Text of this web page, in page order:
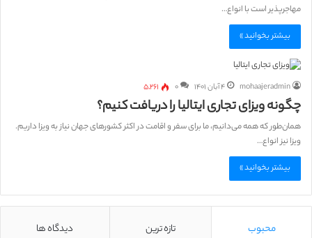
مهاجرپذیر است با انواع…
بیشتر بخوانید »
mohaajeradmin ۴ آبان ۱۴۰۱ ۰ ۵,۲۶۱
چگونه ویزای تجاری ایتالیا را دریافت کنیم؟
همان‌طور که همه می‌دانیم، ما برای سفر و اقامت در اکثر کشورهای جهان نیاز به ویزا داریم.
ویزا نیز انواع…
بیشتر بخوانید »
محبوب تازه ترین دیدگاه ها